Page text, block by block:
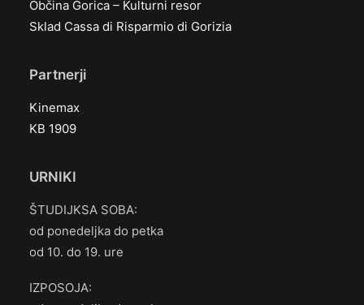
Občina Gorica – Kulturni resor
Sklad Cassa di Risparmio di Gorizia
Partnerji
Kinemax
KB 1909
URNIKI
ŠTUDIJKSA SOBA:
od ponedeljka do petka
od 10. do 19. ure
IZPOSOJA: